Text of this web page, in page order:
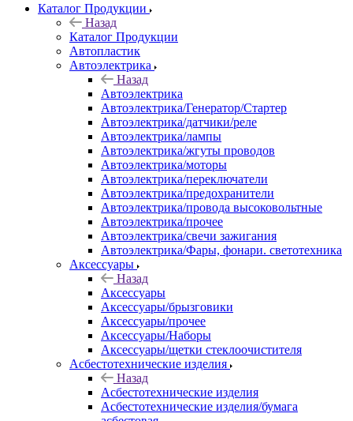
Каталог Продукции
Назад
Каталог Продукции
Автопластик
Автоэлектрика
Назад
Автоэлектрика
Автоэлектрика/Генератор/Стартер
Автоэлектрика/датчики/реле
Автоэлектрика/лампы
Автоэлектрика/жгуты проводов
Автоэлектрика/моторы
Автоэлектрика/переключатели
Автоэлектрика/предохранители
Автоэлектрика/провода высоковольтные
Автоэлектрика/прочее
Автоэлектрика/свечи зажигания
Автоэлектрика/Фары, фонари. светотехника
Аксессуары
Назад
Аксессуары
Аксессуары/брызговики
Аксессуары/прочее
Аксессуары/Наборы
Аксессуары/щетки стеклоочистителя
Асбестотехнические изделия
Назад
Асбестотехнические изделия
Асбестотехнические изделия/бумага